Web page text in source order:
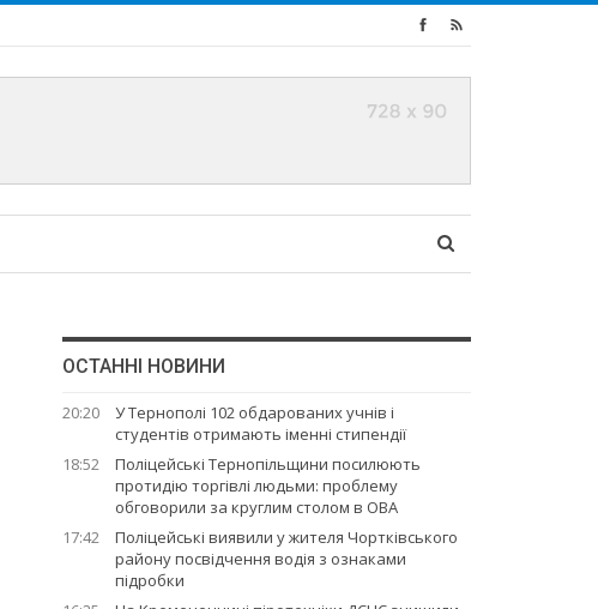
ОСТАННІ НОВИНИ
20:20
У Тернополі 102 обдарованих учнів і
студентів отримають іменні стипендії
18:52
Поліцейські Тернопільщини посилюють
протидію торгівлі людьми: проблему
обговорили за круглим столом в ОВА
17:42
Поліцейські виявили у жителя Чортківського
району посвідчення водія з ознаками
підробки